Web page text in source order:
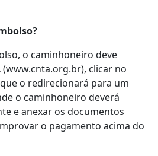
o caminhoneiro deve
(www.cnta.org.br), clicar no
o redirecionará para um
o caminhoneiro deverá
e anexar os documentos
o pagamento acima do